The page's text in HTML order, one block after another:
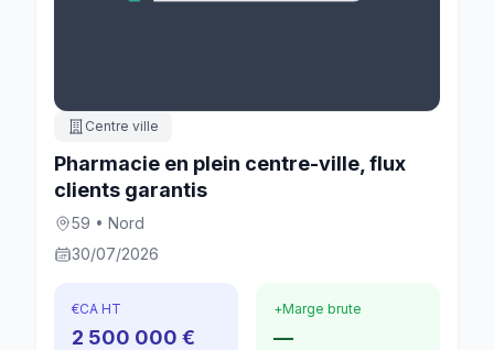
Centre ville
Pharmacie en plein centre-ville, flux
clients garantis
59 • Nord
30/07/2026
€CA HT
2 500 000 €
+Marge brute
—